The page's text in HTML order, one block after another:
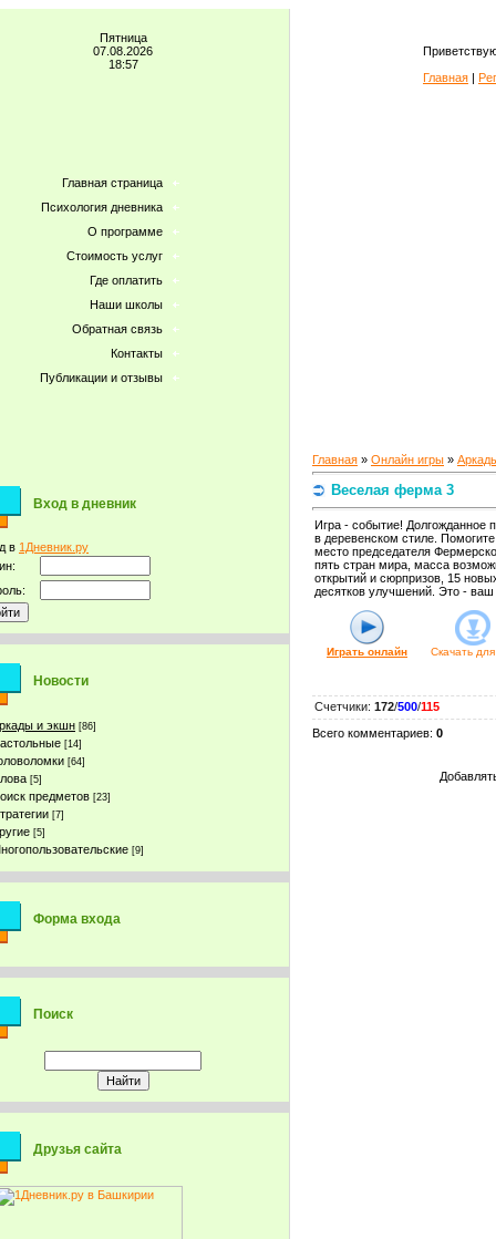
Пятница
07.08.2026
18:57
Главная страница
Психология дневника
О программе
Стоимость услуг
Где оплатить
Наши школы
Обратная связь
Контакты
Публикации и отзывы
Вход в дневник
в 1Дневник.ру
Новости
и экшн [86]
[14]
[64]
[5]
предметов [23]
[7]
[5]
[9]
Форма входа
Поиск
Друзья сайта
Главная |
Главная » Онлайн игры »
Веселая ферма 3
Игра - событие! Долгожданное
в деревенском стиле.
место председателя
пять стран мира, масса
открытий и сюрпризов, 15
десятков улучшений. Это - ваш
Играть онлайн Скачать для
Счетчики: 172/500/115
Всего комментариев: 0